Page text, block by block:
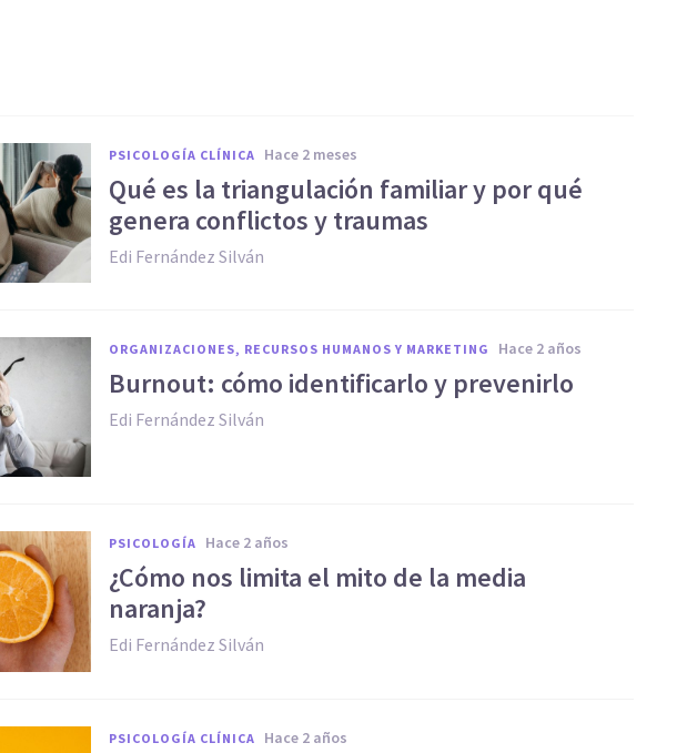
PSICOLOGÍA CLÍNICA hace 2 meses
Qué es la triangulación familiar y por qué
genera conflictos y traumas
Edi Fernández Silván
ORGANIZACIONES, RECURSOS HUMANOS Y MARKETING hace 2 años
Burnout: cómo identificarlo y prevenirlo
Edi Fernández Silván
PSICOLOGÍA hace 2 años
¿Cómo nos limita el mito de la media
naranja?
Edi Fernández Silván
PSICOLOGÍA CLÍNICA hace 2 años